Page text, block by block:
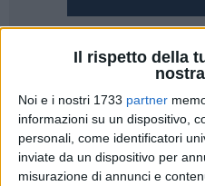
Il rispetto della
Noi e i nostri 1733 partner
informazioni su un dispositivo,
personali, come identificatori
inviate da un dispositivo per
misurazione di annunci e
10
euro, le confezioni di
edizione delle Giornate di
Farmaceutico (10–16